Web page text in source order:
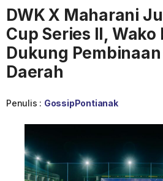
DWK X Maharani
Cup Series II,
Dukung
Daerah
Penulis : GossipPontianak